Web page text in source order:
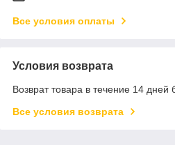
Все условия оплаты
Условия возврата
Возврат товара в течение 14 дней
Все условия возврата